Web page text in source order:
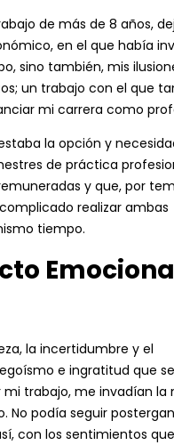
de más de 8 años,
en el que había
sino también, mis
un trabajo con el que
mi carrera como
la opción y
de práctica
y que, por
realizar ambas
tiempo.
la incertidumbre y el
e ingratitud que
mi trabajo, me invadían la
No podía seguir
con los sentimientos